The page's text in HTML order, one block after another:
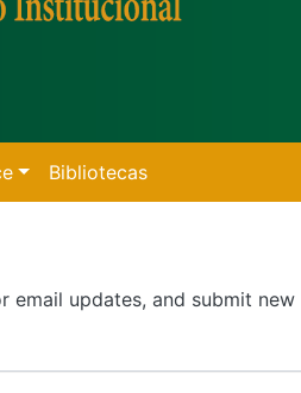
Bibliotecas
updates, and submit new